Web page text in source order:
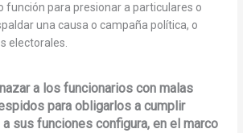
función para presionar a particulares o
una causa o campaña política, o
electorales.
a los funcionarios con malas
para obligarlos a cumplir
sus funciones configura, en el marco